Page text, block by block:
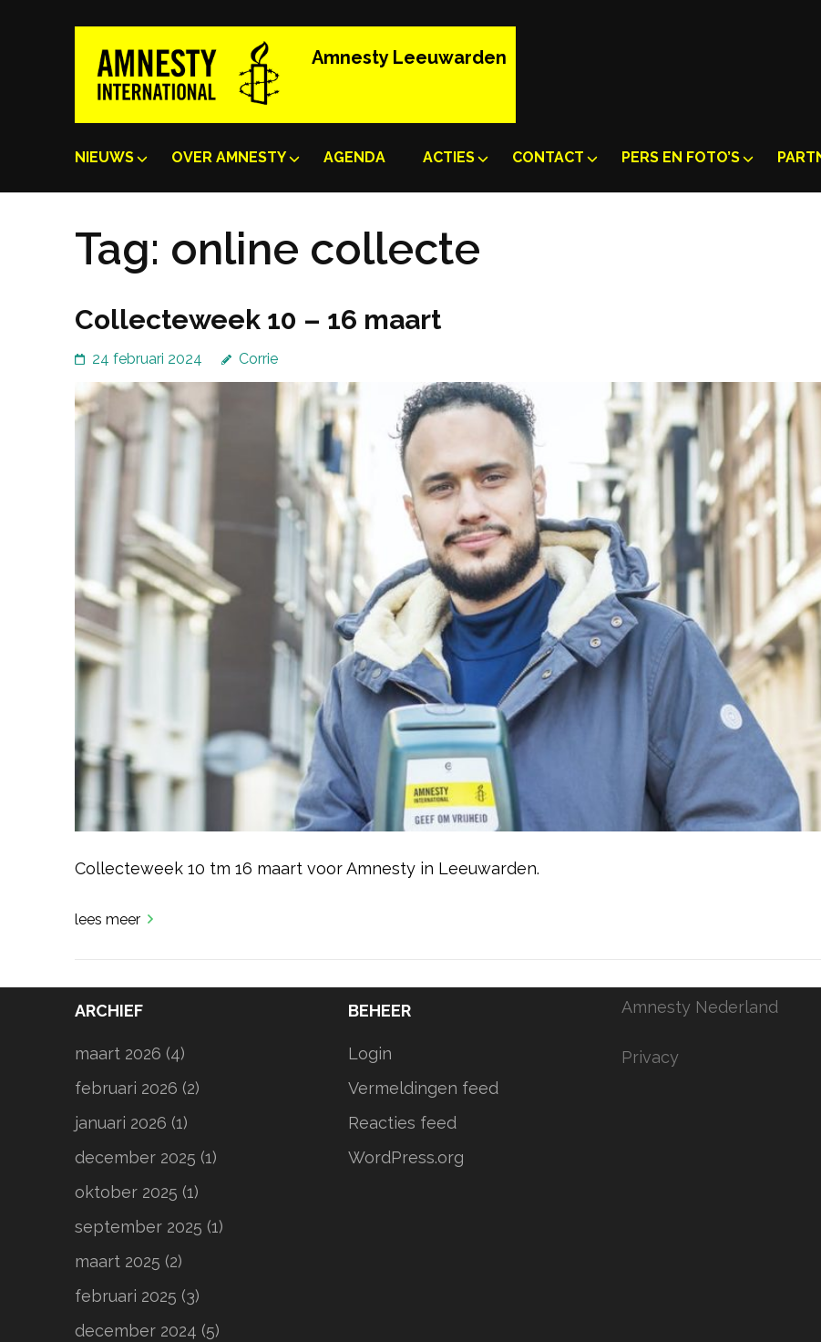
Amnesty Leeuwarden
NIEUWS OVER AMNESTY AGENDA ACTIES CONTACT PERS EN FOTO’S
Tag: online collecte
Collecteweek 10 – 16 maart
24 februari 2024 Corrie
Collecteweek 10 tm 16 maart voor Amnesty in Leeuwarden.
lees meer
ARCHIEF
maart 2026 (4)
februari 2026 (2)
januari 2026 (1)
december 2025 (1)
oktober 2025 (1)
september 2025 (1)
maart 2025 (2)
februari 2025 (3)
december 2024 (5)
BEHEER
Login
Vermeldingen feed
Reacties feed
WordPress.org
Amnesty Nederland
Privacy